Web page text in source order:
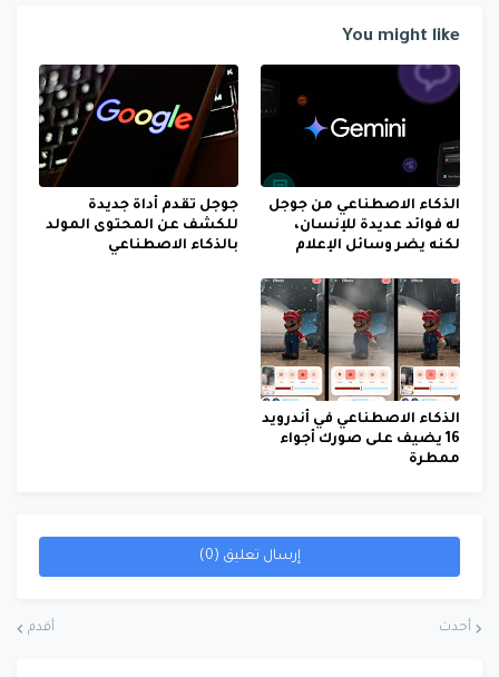
You might like
الذكاء الاصطناعي من جوجل
له فوائد عديدة للإنسان،
لكنه يضر وسائل الإعلام
جوجل تقدم أداة جديدة
للكشف عن المحتوى المولد
بالذكاء الاصطناعي
الذكاء الاصطناعي في أندرويد
16 يضيف على صورك أجواء
ممطرة
إرسال تعليق (0)
أحدث أقدم